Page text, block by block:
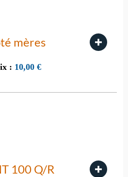
mères
: 10,00 €
100 Q/R